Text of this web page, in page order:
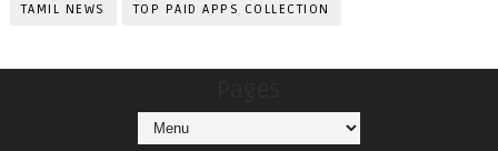
TAMIL NEWS TOP PAID APPS COLLECTION